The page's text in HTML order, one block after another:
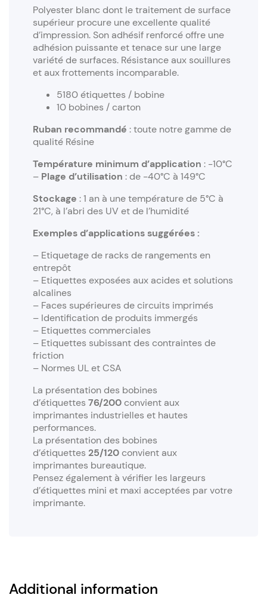
Polyester blanc dont le traitement de surface
supérieur procure une excellente qualité
d’impression. Son adhésif renforcé offre une
adhésion puissante et tenace sur une large
variété de surfaces. Résistance aux souillures
et aux frottements incomparable.
5180 étiquettes / bobine
10 bobines / carton
Ruban recommandé : toute notre gamme de
qualité Résine
Température minimum d’application : -10°C
– Plage d’utilisation : de -40°C à 149°C
Stockage : 1 an à une température de 5°C à
21°C, à l’abri des UV et de l’humidité
Exemples d’applications suggérées :
– Etiquetage de racks de rangements en
entrepôt
– Etiquettes exposées aux acides et solutions
alcalines
– Faces supérieures de circuits imprimés
– Identification de produits immergés
– Etiquettes commerciales
– Etiquettes subissant des contraintes de
friction
– Normes UL et CSA
La présentation des bobines
d’étiquettes 76/200convient aux
imprimantes industrielles et hautes
performances.
La présentation des bobines
d’étiquettes 25/120convient aux
imprimantes bureautique.
Pensez également à vérifier les largeurs
d’étiquettes mini et maxi acceptées par votre
imprimante.
Additional information